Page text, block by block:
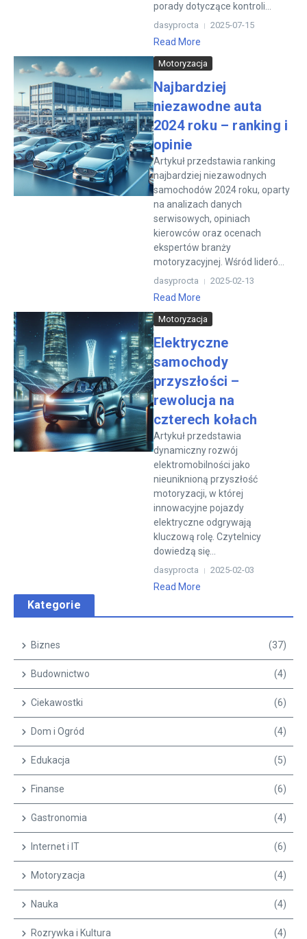
porady dotyczące kontroli...
dasyprocta 2025-07-15
Read More
Motoryzacja
Najbardziej
niezawodne auta
2024 roku – ranking i
opinie
Artykuł przedstawia ranking
najbardziej niezawodnych
samochodów 2024 roku, oparty
na analizach danych
serwisowych, opiniach
kierowców oraz ocenach
ekspertów branży
motoryzacyjnej. Wśród lideró...
dasyprocta 2025-02-13
Read More
Motoryzacja
Elektryczne
samochody
przyszłości –
rewolucja na
czterech kołach
Artykuł przedstawia
dynamiczny rozwój
elektromobilności jako
nieuniknioną przyszłość
motoryzacji, w której
innowacyjne pojazdy
elektryczne odgrywają
kluczową rolę. Czytelnicy
dowiedzą się...
dasyprocta 2025-02-03
Read More
Kategorie
Biznes (37)
Budownictwo (4)
Ciekawostki (6)
Dom i Ogród (4)
Edukacja (5)
Finanse (6)
Gastronomia (4)
Internet i IT (6)
Motoryzacja (4)
Nauka (4)
Rozrywka i Kultura (4)